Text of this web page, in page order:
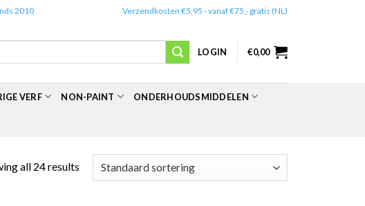
2010 Verzendkosten €5,95 - vanaf €75,- gratis (NL)
LOGIN €0,00
VERF NON-PAINT ONDERHOUDSMIDDELEN
all 24 results